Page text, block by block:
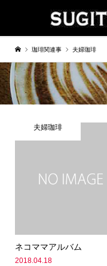
珈琲関連事 夫婦珈琲
夫婦珈琲
ネコママアルバム
2018.04.18